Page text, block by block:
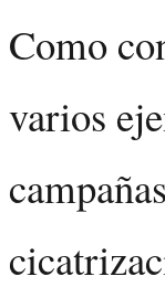
Como
varios